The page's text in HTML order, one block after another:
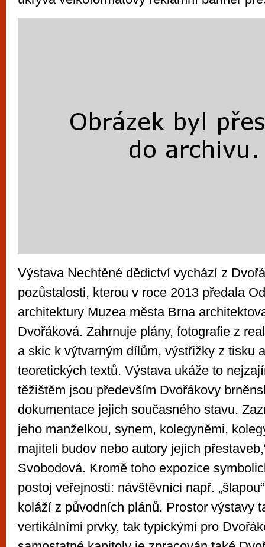
Výstava Nechtěné dědictví vychází z
pozůstalosti, kterou v roce 2013 předala
architektury Muzea města Brna
Dvořáková. Zahrnuje plány, fotografie z
a skic k výtvarným dílům, výstřižky z tisku
teoretických textů. Výstava ukáže to
těžištěm jsou především Dvořákovy
dokumentace jejich současného stavu.
jeho manželkou, synem, kolegyněmi,
majiteli budov nebo autory jejich
Svobodová. Kromě toho expozice
postoj veřejnosti: návštěvníci např.
koláží z původních plánů. Prostor výstavy
vertikálními prvky, tak typickými pro